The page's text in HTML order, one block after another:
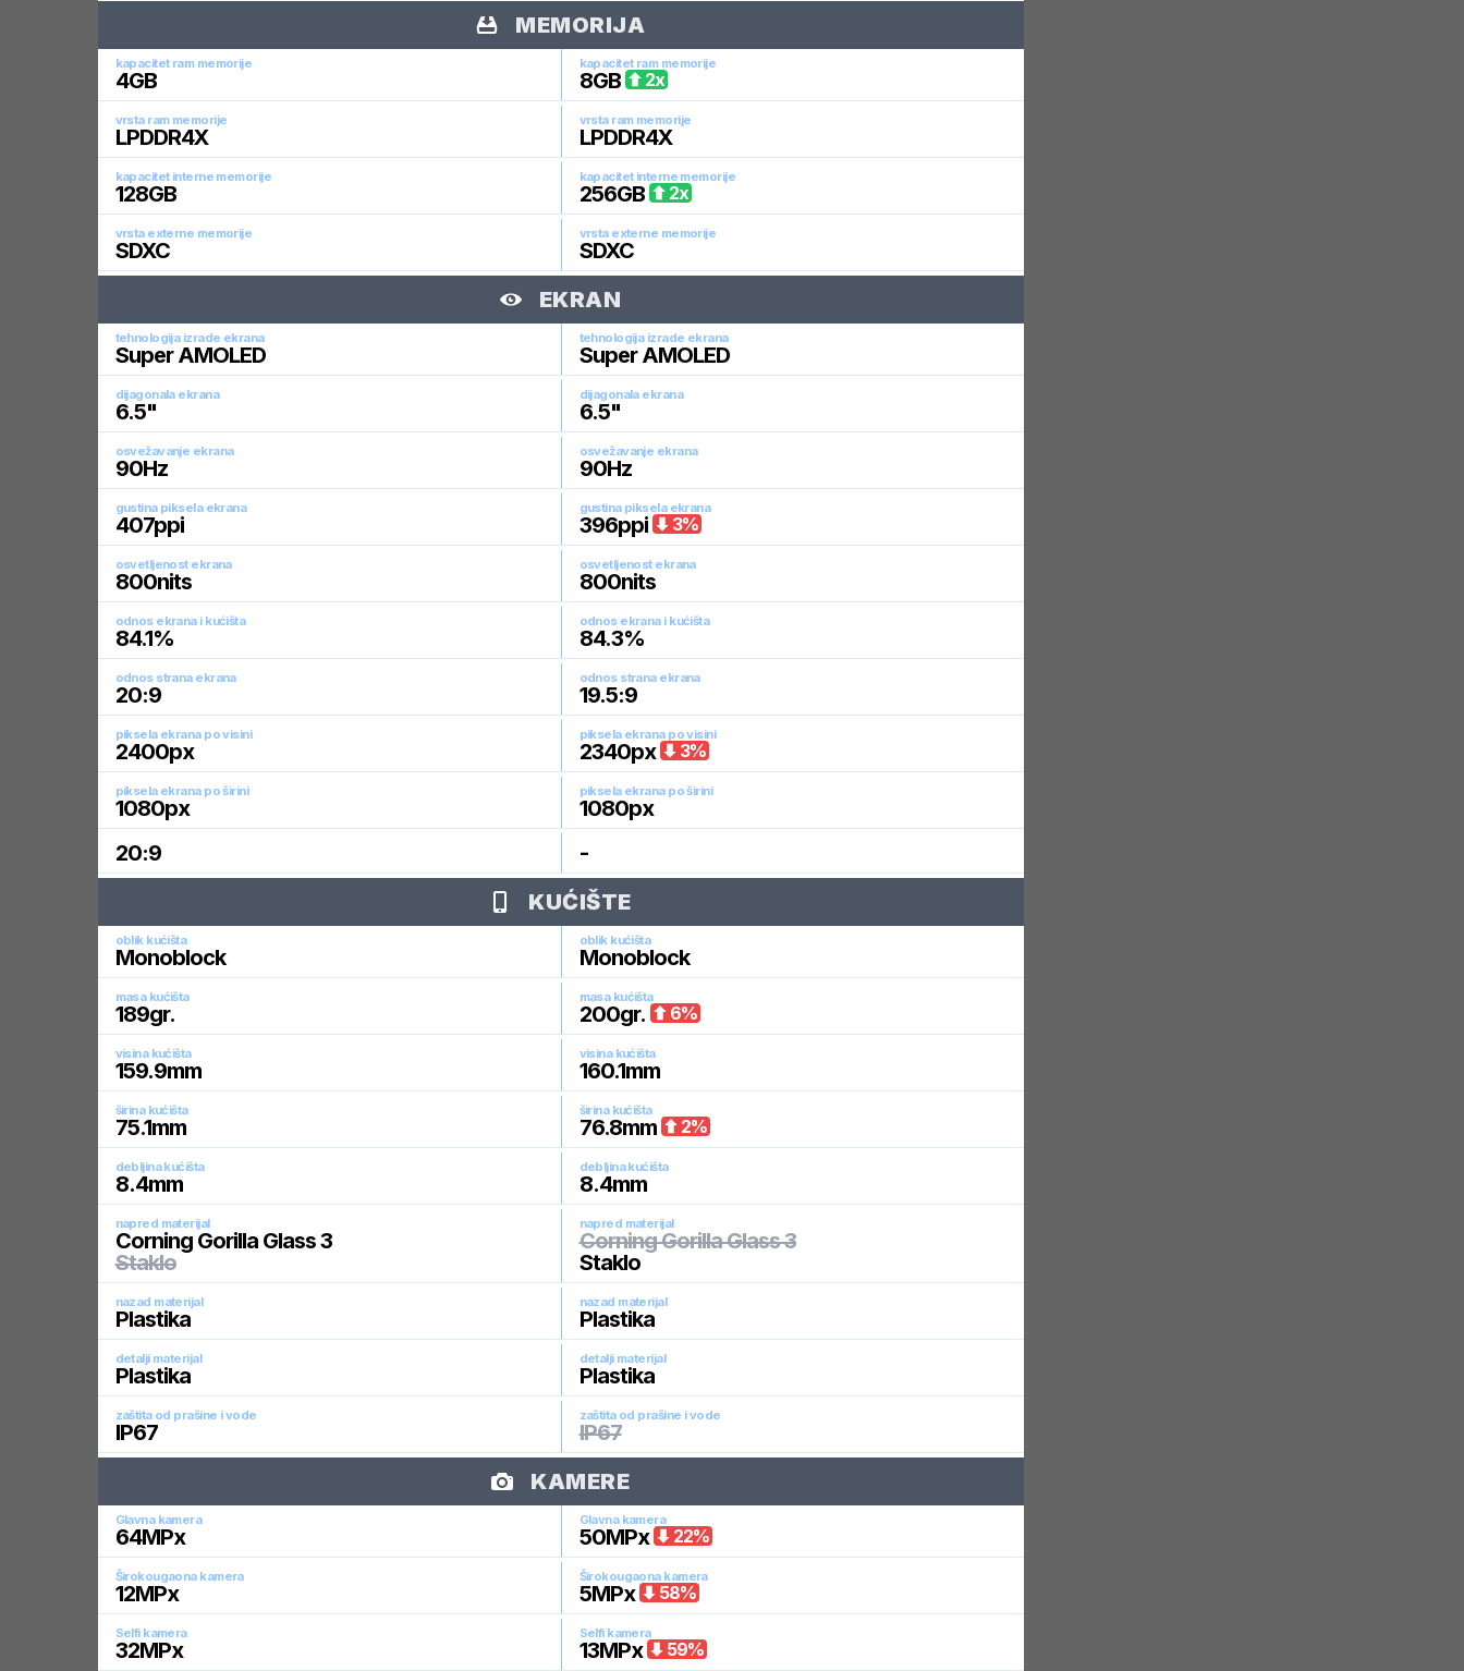
MEMORIJA
kapacitet ram memorije
4GB
kapacitet ram memorije
8GB 2x
vrsta ram memorije
LPDDR4X
vrsta ram memorije
LPDDR4X
kapacitet interne memorije
128GB
kapacitet interne memorije
256GB 2x
vrsta externe memorije
SDXC
vrsta externe memorije
SDXC
EKRAN
tehnologija izrade ekrana
Super AMOLED
tehnologija izrade ekrana
Super AMOLED
dijagonala ekrana
6.5"
dijagonala ekrana
6.5"
osvežavanje ekrana
90Hz
osvežavanje ekrana
90Hz
gustina piksela ekrana
407ppi
gustina piksela ekrana
396ppi 3%
osvetljenost ekrana
800nits
osvetljenost ekrana
800nits
odnos ekrana i kućišta
84.1%
odnos ekrana i kućišta
84.3%
odnos strana ekrana
20:9
odnos strana ekrana
19.5:9
piksela ekrana po visini
2400px
piksela ekrana po visini
2340px 3%
piksela ekrana po širini
1080px
piksela ekrana po širini
1080px
20:9
-
KUĆIŠTE
oblik kućišta
Monoblock
oblik kućišta
Monoblock
masa kućišta
189gr.
masa kućišta
200gr. 6%
visina kućišta
159.9mm
visina kućišta
160.1mm
širina kućišta
75.1mm
širina kućišta
76.8mm 2%
debljina kućišta
8.4mm
debljina kućišta
8.4mm
napred materijal
Corning Gorilla Glass 3
Staklo
napred materijal
Corning Gorilla Glass 3
Staklo
nazad materijal
Plastika
nazad materijal
Plastika
detalji materijal
Plastika
detalji materijal
Plastika
zaštita od prašine i vode
IP67
zaštita od prašine i vode
IP67
KAMERE
Glavna kamera
64MPx
Glavna kamera
50MPx 22%
Širokougaona kamera
12MPx
Širokougaona kamera
5MPx 58%
Selfi kamera
32MPx
Selfi kamera
13MPx 59%